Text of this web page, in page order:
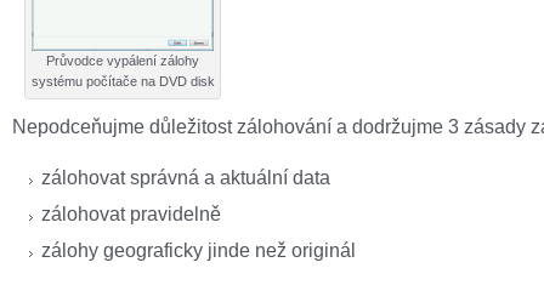
Průvodce vypálení zálohy
systému počítače na DVD disk
Nepodceňujme důležitost zálohování a dodržujme 3 zásady
zálohovat správná a aktuální data
zálohovat pravidelně
zálohy geograficky jinde než originál